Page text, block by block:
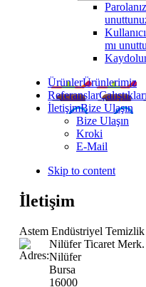
Kullanıcı
mı
ÜrünlerÜrünlerimiz
Referanslar
İletişimBize Ulaşın
Bize Ulaşın
Kroki
E-Mail
Skip to content
İletişim
Astem Endüstriyel
Nilüfer Ticaret
Nilüfer
Bursa
16000